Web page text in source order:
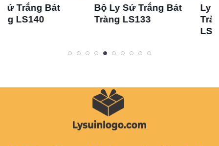
Bộ Ly Sứ Trắng Bát
Tràng LS133
Ly Sứ Trắng Bát
Tràng Dáng Thóp